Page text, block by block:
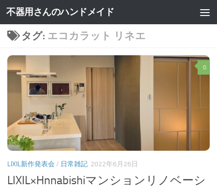
不器用さんのハンドメイド
タグ: エコカラット リネエ
0
LIXIL新作発表会 / 日常雑記 2022年6月26日
LIXIL×Hnnabishiマンションリノベーシ